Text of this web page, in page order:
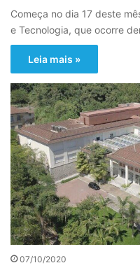
Começa no dia 17 deste
e Tecnologia, que ocorre
Leia mais »
07/10/2020